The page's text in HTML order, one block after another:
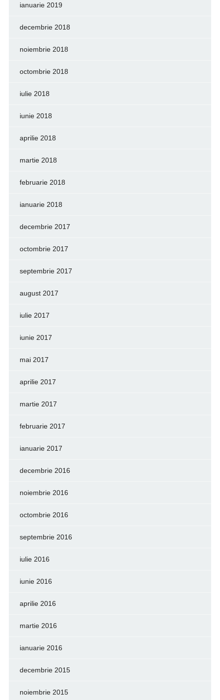
ianuarie 2019
decembrie 2018
noiembrie 2018
octombrie 2018
iulie 2018
iunie 2018
aprilie 2018
martie 2018
februarie 2018
ianuarie 2018
decembrie 2017
octombrie 2017
septembrie 2017
august 2017
iulie 2017
iunie 2017
mai 2017
aprilie 2017
martie 2017
februarie 2017
ianuarie 2017
decembrie 2016
noiembrie 2016
octombrie 2016
septembrie 2016
iulie 2016
iunie 2016
aprilie 2016
martie 2016
ianuarie 2016
decembrie 2015
noiembrie 2015